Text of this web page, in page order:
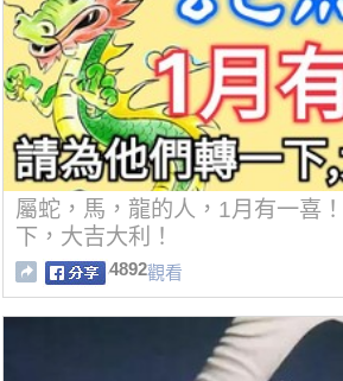
屬蛇，馬，龍的人，1月有一喜
下，大吉大利！
4892觀看